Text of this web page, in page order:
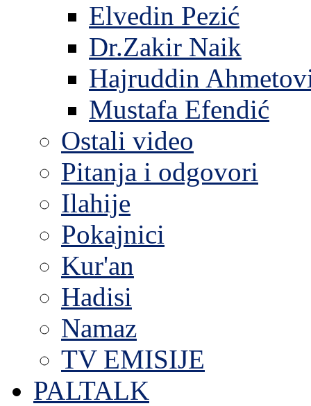
Elvedin Pezić
Dr.Zakir Naik
Hajruddin
Mustafa Efendić
Ostali video
Pitanja i odgovori
Ilahije
Pokajnici
Kur'an
Hadisi
Namaz
TV EMISIJE
PALTALK